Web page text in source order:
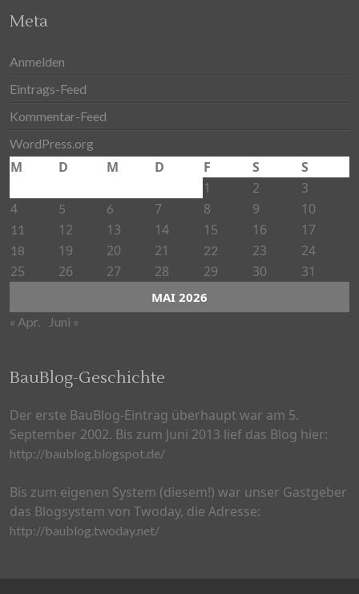
Meta
Anmelden
Eintrags-Feed
Kommentar-Feed
WordPress.org
MAI 2026
M D M D F S
S
1
2
3
4
5 6 7 8 9 10
11 12 13 14 15 16 17
18 19 20 21 22 23
24
25
26 27 28 29 30 31
« Apr. Juni »
BauBlog-Geschichte
Der erste BauBlog-Eintrag überhaupt war am 5.
September 2002. Bis zum Juni 2013 lief das Blog hier:
http://baublog.blogspot.de/
Bis zum eigenen System (diesem!) war unser Gastgeber
das Blogsystem von Twoday, die Adresse:
http://baublog.twoday.net/